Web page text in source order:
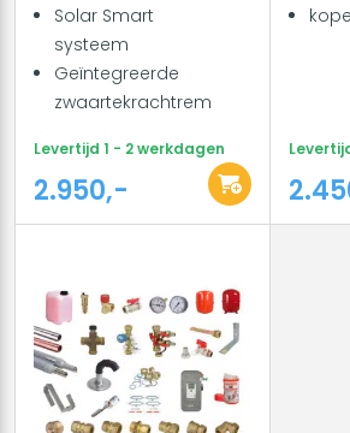
Solar Smart
systeem
Geïntegreerde
zwaartekrachtrem
Levertijd 1 - 2 werkdagen
2.950,-